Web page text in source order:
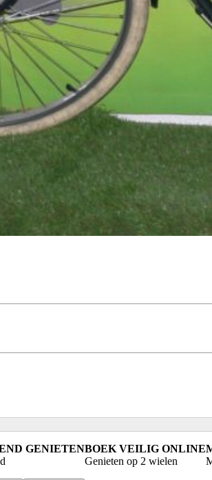
GENIETENBOEK VEILIG ONLINE
Genieten op 2 wielen